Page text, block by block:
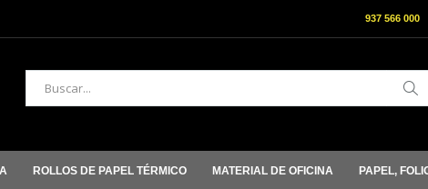
937 566 000
Buscar
ROLLOS DE PAPEL TÉRMICO MATERIAL DE OFICINA PAPEL,